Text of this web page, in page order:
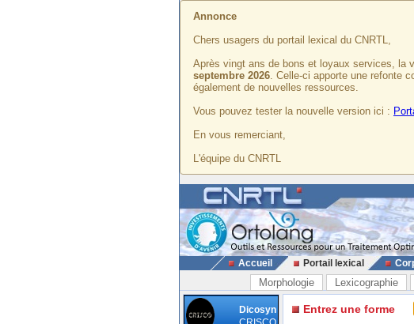
Annonce
Chers usagers du portail lexical du CNRTL,
Après vingt ans de bons et loyaux services, la
septembre 2026. Celle-ci apporte une refonte
également de nouvelles ressources.
Vous pouvez tester la nouvelle version ici :
En vous remerciant,
L'équipe du CNRTL
Accueil Portail lexical
Morphologie Lexicographie
Dicosyn
Entrez une forme